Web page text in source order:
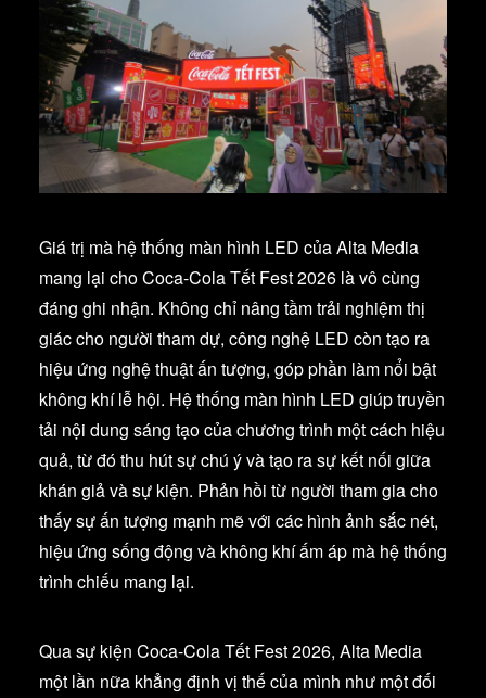
Giá trị mà hệ thống màn hình LED của Alta Media
mang lại cho Coca-Cola Tết Fest 2026 là vô cùng
đáng ghi nhận. Không chỉ nâng tầm trải nghiệm thị
giác cho người tham dự, công nghệ LED còn tạo ra
hiệu ứng nghệ thuật ấn tượng, góp phần làm nổi bật
không khí lễ hội. Hệ thống màn hình LED giúp truyền
tải nội dung sáng tạo của chương trình một cách hiệu
quả, từ đó thu hút sự chú ý và tạo ra sự kết nối giữa
khán giả và sự kiện. Phản hồi từ người tham gia cho
thấy sự ấn tượng mạnh mẽ với các hình ảnh sắc nét,
hiệu ứng sống động và không khí ấm áp mà hệ thống
trình chiếu mang lại.
Qua sự kiện Coca-Cola Tết Fest 2026, Alta Media
một lần nữa khẳng định vị thế của mình như một đối